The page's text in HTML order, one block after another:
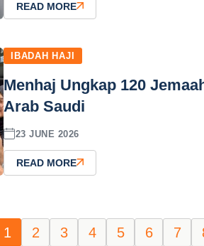
READ MORE
IBADAH HAJI
Menhaj Ungkap 120
Arab Saudi
23 JUNE 2026
READ MORE
1 2 3 4 5 6 7